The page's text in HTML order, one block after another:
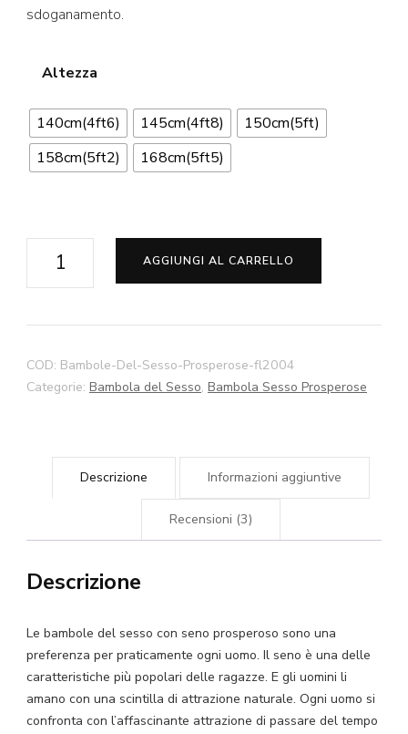
sdoganamento.
Altezza
140cm(4ft6) 145cm(4ft8)
150cm(5ft)
158cm(5ft2)
168cm(5ft5)
Claire
Tettona
Da
140cm
158cm
Con
Grandi
quantità
AGGIUNGI AL CARRELLO
COD: Bambole-Del-Sesso-Prosperose-fl2004
Categorie: Bambola del Sesso, Bambola Sesso Prosperose
Descrizione Informazioni aggiuntive
Recensioni (3)
Descrizione
Le bambole del sesso con seno prosperoso sono una
preferenza per praticamente ogni uomo. Il seno è una delle
caratteristiche più popolari delle ragazze. E gli uomini li
amano con una scintilla di attrazione naturale. Ogni uomo si
confronta con l’affascinante attrazione di passare del tempo